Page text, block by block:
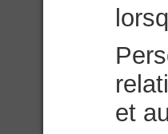
et